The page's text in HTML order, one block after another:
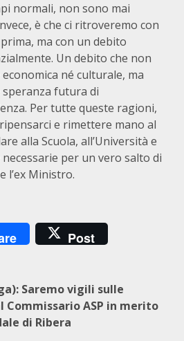
normali, non sono mai
è che ci ritroveremo con
ma con un debito
Un debito che non
né culturale, ma
futura di
Per tutte queste ragioni,
e rimettere mano al
alla Scuola, all’Università e
per un vero salto di
l’ex Ministro.
Post
Saremo vigili sulle
ASP in merito
di Ribera